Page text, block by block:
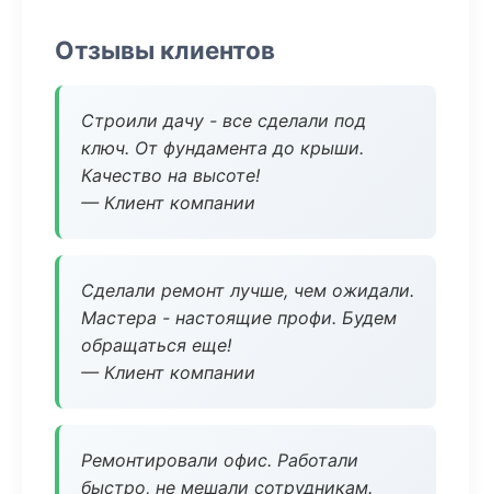
Отзывы клиентов
Строили дачу - все сделали под
ключ. От фундамента до крыши.
Качество на высоте!
— Клиент компании
Сделали ремонт лучше, чем ожидали.
Мастера - настоящие профи. Будем
обращаться еще!
— Клиент компании
Ремонтировали офис. Работали
быстро, не мешали сотрудникам.